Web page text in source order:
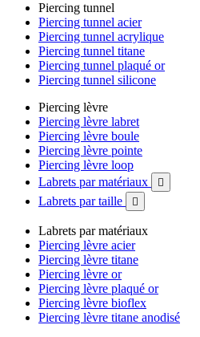
Piercing tunnel
Piercing tunnel acier
Piercing tunnel acrylique
Piercing tunnel titane
Piercing tunnel plaqué or
Piercing tunnel silicone
Piercing lèvre
Piercing lèvre labret
Piercing lèvre boule
Piercing lèvre pointe
Piercing lèvre loop
Labrets par matériaux

Labrets par taille 
Labrets par matériaux
Piercing lèvre acier
Piercing lèvre titane
Piercing lèvre or
Piercing lèvre plaqué or
Piercing lèvre bioflex
Piercing lèvre titane anodisé